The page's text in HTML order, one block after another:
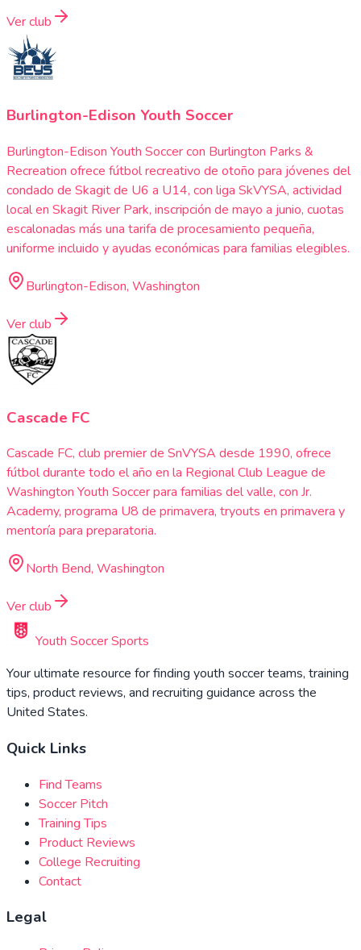
Ver club
Burlington-Edison Youth Soccer
Burlington-Edison Youth Soccer con Burlington Parks &
Recreation ofrece fútbol recreativo de otoño para jóvenes del
condado de Skagit de U6 a U14, con liga SkVYSA, actividad
local en Skagit River Park, inscripción de mayo a junio, cuotas
escalonadas más una tarifa de procesamiento pequeña,
uniforme incluido y ayudas económicas para familias elegibles.
Burlington-Edison, Washington
Ver club
Cascade FC
Cascade FC, club premier de SnVYSA desde 1990, ofrece
fútbol durante todo el año en la Regional Club League de
Washington Youth Soccer para familias del valle, con Jr.
Academy, programa U8 de primavera, tryouts en primavera y
mentoría para preparatoria.
North Bend, Washington
Ver club
Youth Soccer Sports
Your ultimate resource for finding youth soccer teams, training
tips, product reviews, and recruiting guidance across the
United States.
Quick Links
Find Teams
Soccer Pitch
Training Tips
Product Reviews
College Recruiting
Contact
Legal